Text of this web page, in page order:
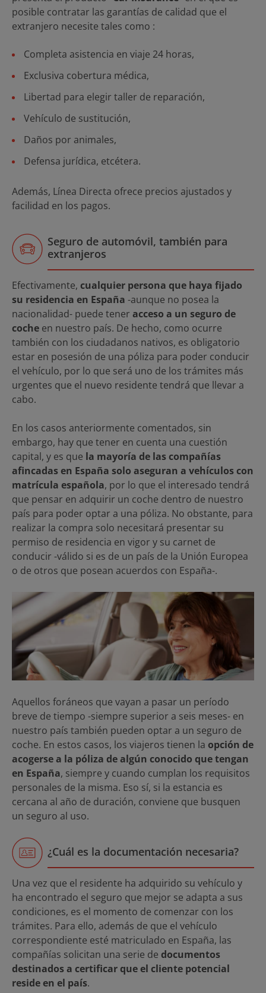
posible contratar las garantías de calidad que el
extranjero necesite tales como :
Completa asistencia en viaje 24 horas,
Exclusiva cobertura médica,
Libertad para elegir taller de reparación,
Vehículo de sustitución,
Daños por animales,
Defensa jurídica, etcétera.
Además, Línea Directa ofrece precios ajustados y
facilidad en los pagos.
Seguro de automóvil, también para
extranjeros
Efectivamente, cualquier persona que haya fijado
su residencia en España -aunque no posea la
nacionalidad- puede tener acceso a un seguro de
coche en nuestro país. De hecho, como ocurre
también con los ciudadanos nativos, es obligatorio
estar en posesión de una póliza para poder conducir
el vehículo, por lo que será uno de los trámites más
urgentes que el nuevo residente tendrá que llevar a
cabo.
En los casos anteriormente comentados, sin
embargo, hay que tener en cuenta una cuestión
capital, y es que la mayoría de las compañías
afincadas en España solo aseguran a vehículos con
matrícula española, por lo que el interesado tendrá
que pensar en adquirir un coche dentro de nuestro
país para poder optar a una póliza. No obstante, para
realizar la compra solo necesitará presentar su
permiso de residencia en vigor y su carnet de
conducir -válido si es de un país de la Unión Europea
o de otros que posean acuerdos con España-.
Aquellos foráneos que vayan a pasar un período
breve de tiempo -siempre superior a seis meses- en
nuestro país también pueden optar a un seguro de
coche. En estos casos, los viajeros tienen la opción de
acogerse a la póliza de algún conocido que tengan
en España, siempre y cuando cumplan los requisitos
personales de la misma. Eso sí, si la estancia es
cercana al año de duración, conviene que busquen
un seguro al uso.
¿Cuál es la documentación necesaria?
Una vez que el residente ha adquirido su vehículo y
ha encontrado el seguro que mejor se adapta a sus
condiciones, es el momento de comenzar con los
trámites. Para ello, además de que el vehículo
correspondiente esté matriculado en España, las
compañías solicitan una serie de documentos
destinados a certificar que el cliente potencial
reside en el país.